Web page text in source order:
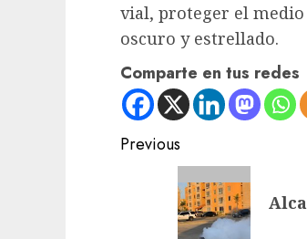
vial, proteger el
oscuro y estrellado.
Comparte en tus redes
Post
navigation
Previous
Previous